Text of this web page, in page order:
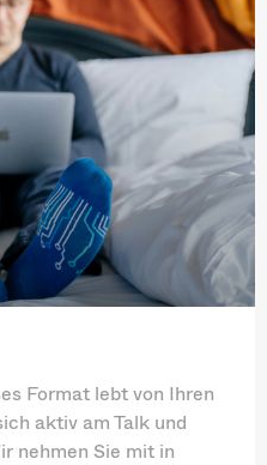
Format lebt von Ihren
aktiv am Talk und
nehmen Sie mit in